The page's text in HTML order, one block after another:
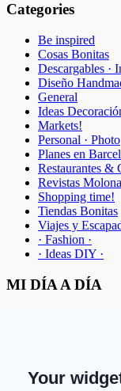
Categories
Be inspired
Cosas Bonitas
Descargables ·
Diseño
General
Ideas
Markets!
Personal · Photo
Planes en
Restaurantes &
Revistas
Shopping time!
Tiendas Bonitas
Viajes y
· Fashion ·
· Ideas DIY ·
MI DÍA A DÍA